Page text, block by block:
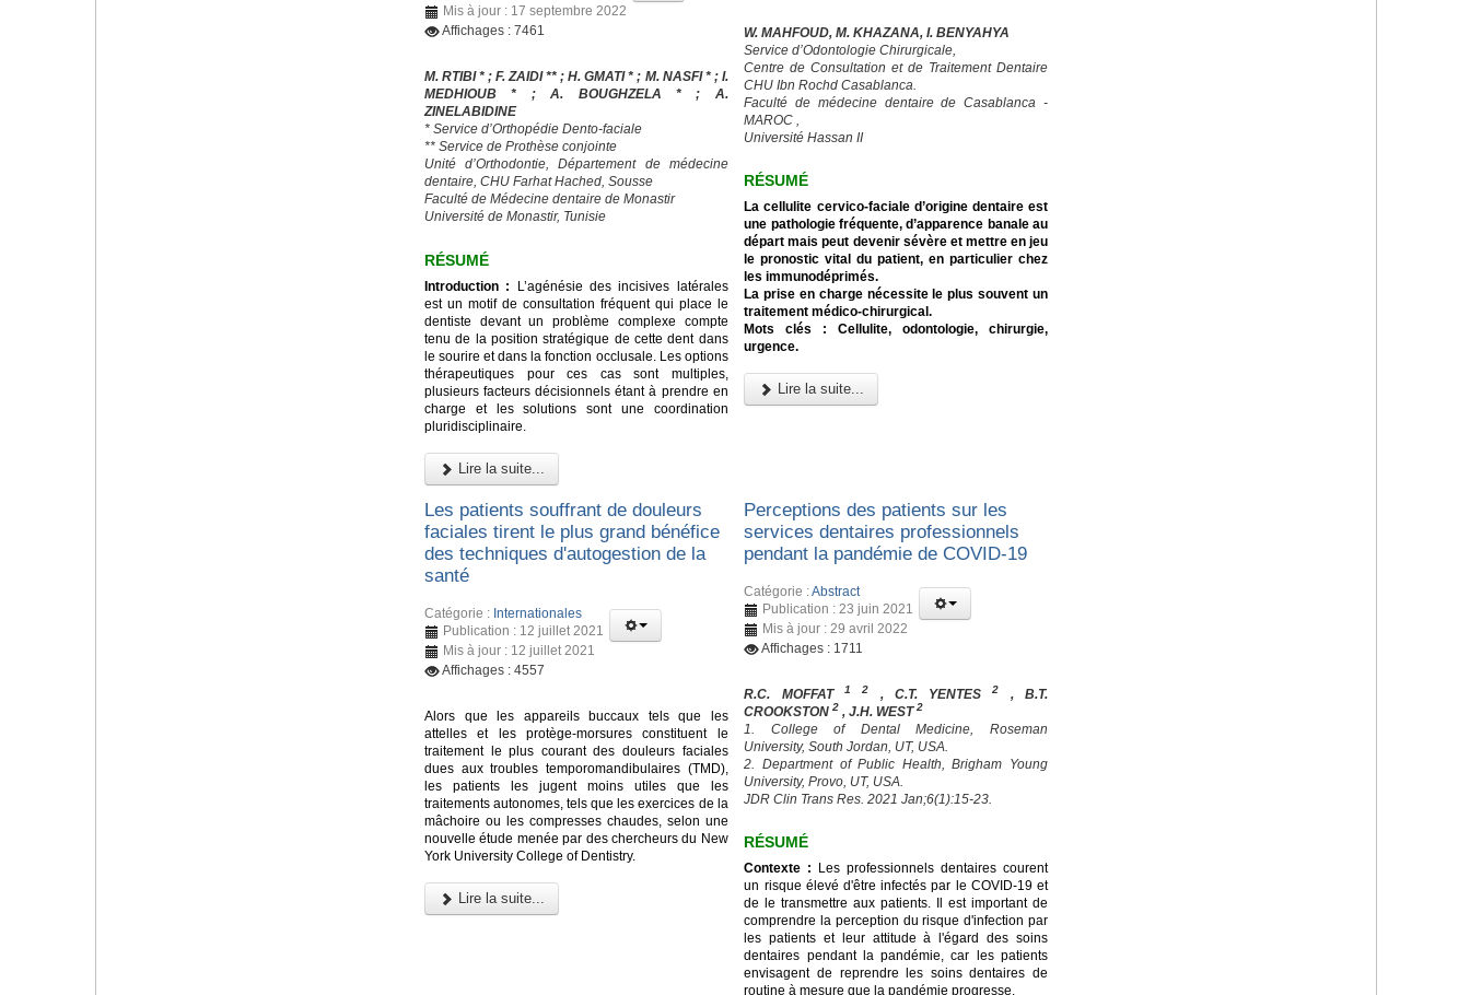
Mis à jour : 17 septembre 2022
Affichages : 7461
M. RTIBI * ; F. ZAIDI ** ; H. GMATI * ; M. NASFI * ; I.
MEDHIOUB * ; A. BOUGHZELA * ; A.
ZINELABIDINE
* Service d’Orthopédie Dento-faciale
** Service de Prothèse conjointe
Unité d’Orthodontie, Département de médecine
dentaire, CHU Farhat Hached, Sousse
Faculté de Médecine dentaire de Monastir
Université de Monastir, Tunisie
RÉSUMÉ
Introduction : L’agénésie des incisives latérales
est un motif de consultation fréquent qui place le
dentiste devant un problème complexe compte
tenu de la position stratégique de cette dent dans
le sourire et dans la fonction occlusale. Les options
thérapeutiques pour ces cas sont multiples,
plusieurs facteurs décisionnels étant à prendre en
charge et les solutions sont une coordination
pluridisciplinaire.
Lire la suite...
W. MAHFOUD, M. KHAZANA, I. BENYAHYA
Service d’Odontologie Chirurgicale,
Centre de Consultation et de Traitement Dentaire
CHU Ibn Rochd Casablanca.
Faculté de médecine dentaire de Casablanca -
MAROC ,
Université Hassan II
RÉSUMÉ
La cellulite cervico-faciale d’origine dentaire est
une pathologie fréquente, d’apparence banale au
départ mais peut devenir sévère et mettre en jeu
le pronostic vital du patient, en particulier chez
les immunodéprimés.
La prise en charge nécessite le plus souvent un
traitement médico-chirurgical.
Mots clés : Cellulite, odontologie, chirurgie,
urgence.
Lire la suite...
Les patients souffrant de douleurs
faciales tirent le plus grand bénéfice
des techniques d'autogestion de la
santé
Catégorie : Internationales
Publication : 12 juillet 2021
Mis à jour : 12 juillet 2021
Affichages : 4557
Alors que les appareils buccaux tels que les
attelles et les protège-morsures constituent le
traitement le plus courant des douleurs faciales
dues aux troubles temporomandibulaires (TMD),
les patients les jugent moins utiles que les
traitements autonomes, tels que les exercices de la
mâchoire ou les compresses chaudes, selon une
nouvelle étude menée par des chercheurs du New
York University College of Dentistry.
Lire la suite...
Perceptions des patients sur les
services dentaires professionnels
pendant la pandémie de COVID-19
Catégorie :Abstract
Publication : 23 juin 2021
Mis à jour : 29 avril 2022
Affichages : 1711
R.C. MOFFAT 1 2 , C.T. YENTES2
, B.T.
CROOKSTON2 , J.H. WEST2
1. College of Dental Medicine, Roseman
University, South Jordan, UT, USA.
2. Department of Public Health, Brigham Young
University, Provo, UT, USA.
JDR Clin Trans Res. 2021 Jan;6(1):15-23.
RÉSUMÉ
Contexte : Les professionnels dentaires courent
un risque élevé d'être infectés par le COVID-19 et
de le transmettre aux patients. Il est important de
comprendre la perception du risque d'infection par
les patients et leur attitude à l'égard des soins
dentaires pendant la pandémie, car les patients
envisagent de reprendre les soins dentaires de
routine à mesure que la pandémie progresse.